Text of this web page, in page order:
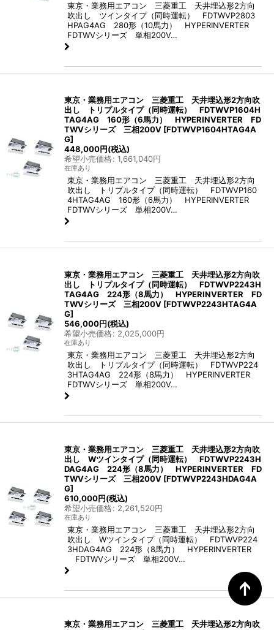
東京・業務用エアコン 三菱重工 天井埋込形2方向
吹出し ツインタイプ（同時運転） FDTWVP2803
HPAG4AG 280形（10馬力） HYPERINVERTER
FDTWVシリーズ 単相200V…
東京・業務用エアコン 三菱重工 天井埋込形2方向吹
出し トリプルタイプ（同時運転） FDTWVP1604H
TAG4AG 160形（6馬力） HYPERINVERTER FD
TWVシリーズ 三相200V [FDTWVP1604HTAG4A
G]
448,000円(税込)
希望小売価格: 1,661,040円
在庫あり
東京・業務用エアコン 三菱重工 天井埋込形2方向
吹出し トリプルタイプ（同時運転） FDTWVP160
4HTAG4AG 160形（6馬力） HYPERINVERTER
FDTWVシリーズ 単相200V…
東京・業務用エアコン 三菱重工 天井埋込形2方向吹
出し トリプルタイプ（同時運転） FDTWVP2243H
TAG4AG 224形（8馬力） HYPERINVERTER FD
TWVシリーズ 三相200V [FDTWVP2243HTAG4A
G]
546,000円(税込)
希望小売価格: 2,025,000円
在庫あり
東京・業務用エアコン 三菱重工 天井埋込形2方向
吹出し トリプルタイプ（同時運転） FDTWVP224
3HTAG4AG 224形（8馬力） HYPERINVERTER
FDTWVシリーズ 単相200V…
東京・業務用エアコン 三菱重工 天井埋込形2方向吹
出し Wツインタイプ（同時運転） FDTWVP2243H
DAG4AG 224形（8馬力） HYPERINVERTER FD
TWVシリーズ 三相200V [FDTWVP2243HDAG4A
G]
610,000円(税込)
希望小売価格: 2,261,520円
在庫あり
東京・業務用エアコン 三菱重工 天井埋込形2方向
吹出し Wツインタイプ（同時運転） FDTWVP224
3HDAG4AG 224形（8馬力） HYPERINVERTER
FDTWVシリーズ 単相200V…
東京・業務用エアコン 三菱重工 天井埋込形2方向吹